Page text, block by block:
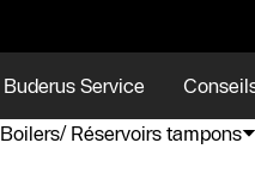
Buderus Service
Boilers/ Réservoirs tampons